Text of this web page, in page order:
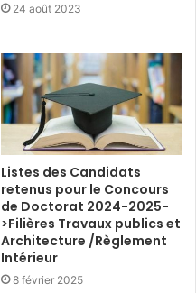
24 août 2023
Listes des Candidats
retenus pour le Concours
de Doctorat 2024-2025-
>Filières Travaux publics et
Architecture /Règlement
Intérieur
8 février 2025